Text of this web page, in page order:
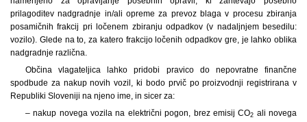
prilagoditev nadgradnje in/ali opreme za prevoz blaga v procesu zbiranja
posamičnih frakcij pri ločenem zbiranju odpadkov (v nadaljnjem besedilu:
vozilo). Glede na to, za katero frakcijo ločenih odpadkov gre, je lahko oblika
nadgradnje različna.
Občina vlagateljica lahko pridobi pravico do nepovratne finančne
spodbude za nakup novih vozil, ki bodo prvič po proizvodnji registrirana v
Republiki Sloveniji na njeno ime, in sicer za:
– nakup novega vozila na električni pogon, brez emisij CO2 ali novega